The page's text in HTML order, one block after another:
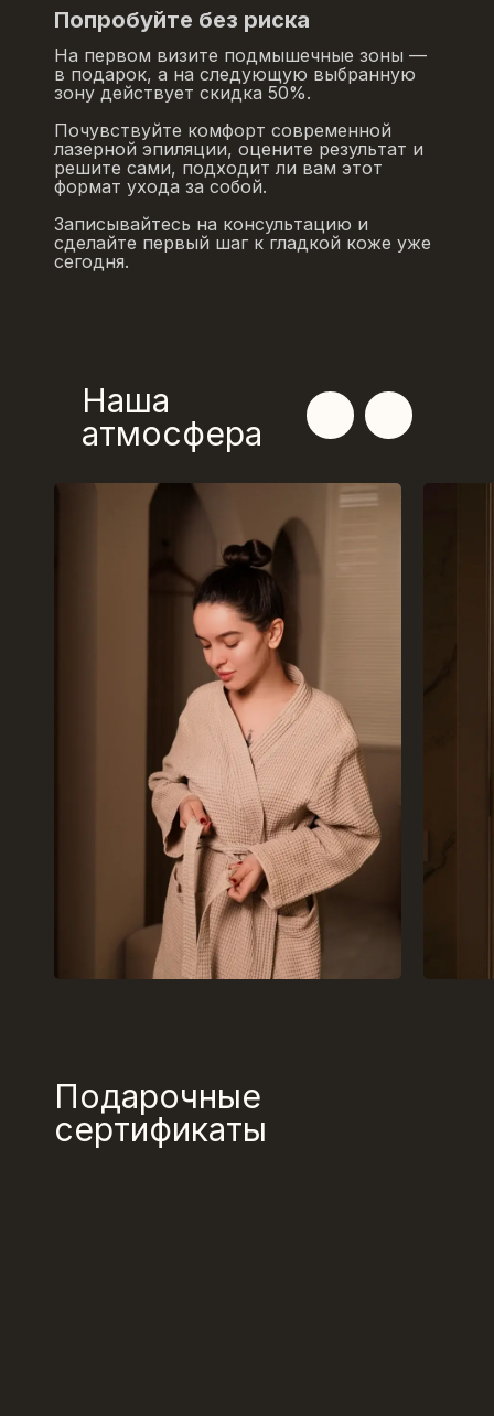
На первом визите подмышечные зоны —
в подарок, а на следующую выбранную
зону действует скидка 50%.
Почувствуйте комфорт современной
лазерной эпиляции, оцените результат и
решите сами, подходит ли вам этот
формат ухода за собой.
Записывайтесь на консультацию и
сделайте первый шаг к гладкой коже уже
сегодня.
Попробуйте без риска
Наша
атмосфера
Подарочные
сертификаты